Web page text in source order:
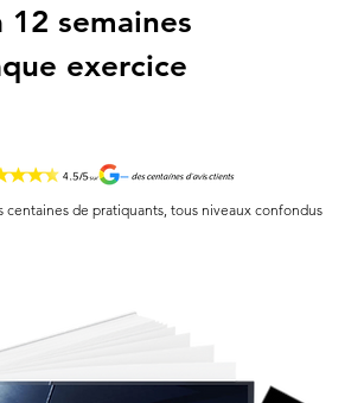
semaines
exercice
centaines de pratiquants, tous niveaux confondus